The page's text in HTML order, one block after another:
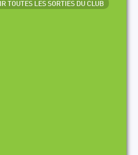
TOUTES LES SORTIES DU CLUB